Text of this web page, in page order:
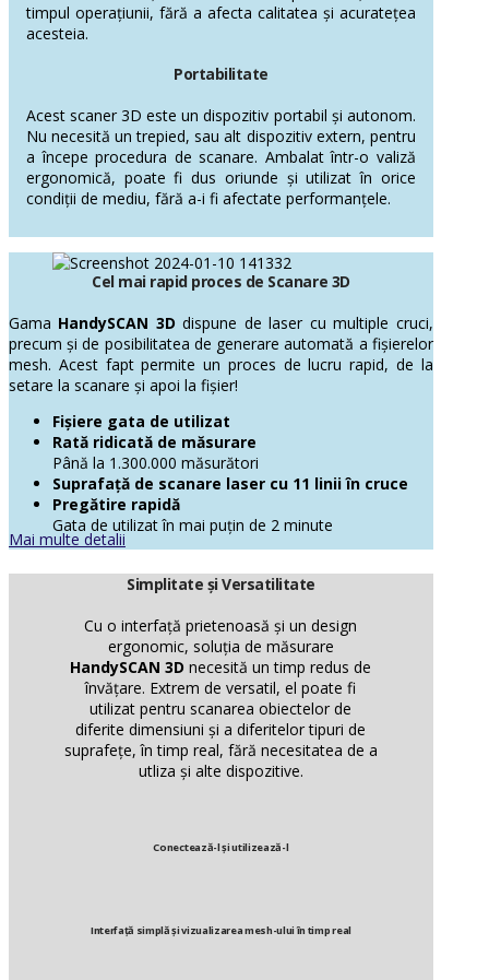
timpul operațiunii, fără a afecta calitatea și acuratețea
acesteia.
Portabilitate
Acest scaner 3D este un dispozitiv portabil și autonom.
Nu necesită un trepied, sau alt dispozitiv extern, pentru
a începe procedura de scanare. Ambalat într-o valiză
ergonomică, poate fi dus oriunde și utilizat în orice
condiții de mediu, fără a-i fi afectate performanțele.
Cel mai rapid proces de Scanare 3D
Gama HandySCAN 3D dispune de laser cu multiple cruci,
precum și de posibilitatea de generare automată a fișierelor
mesh. Acest fapt permite un proces de lucru rapid, de la
setare la scanare și apoi la fișier!
Fișiere gata de utilizat
Rată ridicată de măsurare
Până la 1.300.000 măsurători
Suprafață de scanare laser cu 11 linii în cruce
Pregătire rapidă
Gata de utilizat în mai puțin de 2 minute
Mai multe detalii
Simplitate și Versatilitate
Cu o interfață prietenoasă și un design
ergonomic, soluția de măsurare
HandySCAN 3D necesită un timp redus de
învățare. Extrem de versatil, el poate fi
utilizat pentru scanarea obiectelor de
diferite dimensiuni și a diferitelor tipuri de
suprafețe, în timp real, fără necesitatea de a
utliza și alte dispozitive.
Conectează-l și utilizează-l
Interfață simplă și vizualizarea mesh-ului în timp real